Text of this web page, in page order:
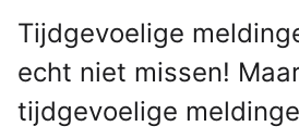
Tijdgevoelige
echt niet missen!
tijdgevoelige